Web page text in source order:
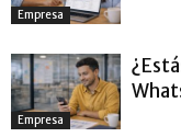
Empresa
Empresa